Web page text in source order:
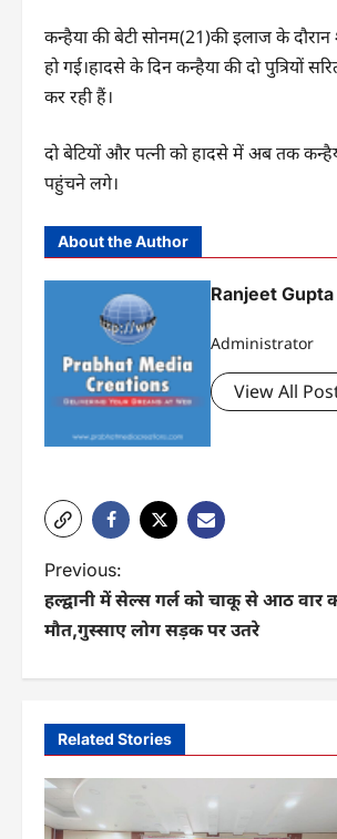
कन्हैया की बेटी सोनम(21)की इलाज के दौरान
हो गई।हादसे के दिन कन्हैया की दो पुत्रियों
कर रही हैं।
दो बेटियों और पत्नी को हादसे में अब तक
पहुंचने लगे।
About the Author
Ranjeet Gupta
Administrator
View All
P
o
n
a
v
Previous:
हल्द्वानी में सेल्स गर्ल को चाकू से आठ वार
मौत,गुस्साए लोग सड़क पर उतरे
Related Stories